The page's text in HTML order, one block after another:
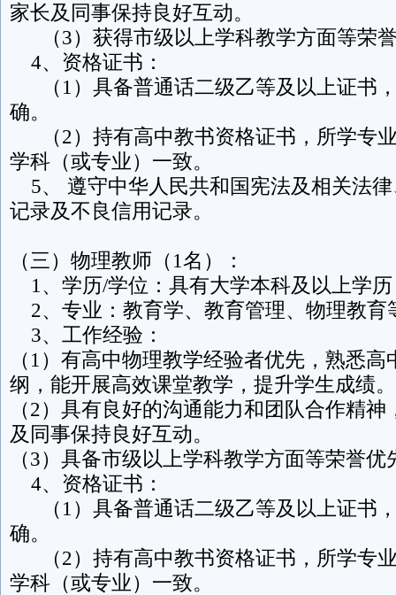
家长及同事保持良好互动。
（3）获得市级以上学科教学方面等荣
4、资格证书：
（1）具备普通话二级乙等及以上证书
确。
（2）持有高中教书资格证书，所学专
学科（或专业）一致。
5、 遵守中华人民共和国宪法及相关法
记录及不良信用记录。
（三）物理教师（1名）：
1、学历/学位：具有大学本科及以上学
2、专业：教育学、教育管理、物理教育
3、工作经验：
（1）有高中物理教学经验者优先，熟悉
纲，能开展高效课堂教学，提升学生成绩。
（2）具有良好的沟通能力和团队合作精
及同事保持良好互动。
（3）具备市级以上学科教学方面等荣誉优
4、资格证书：
（1）具备普通话二级乙等及以上证书
确。
（2）持有高中教书资格证书，所学专
学科（或专业）一致。